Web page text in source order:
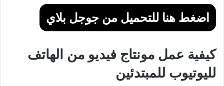
اضغط هنا للتحميل من جوجل بلاي
كيفية عمل مونتاج فيديو من الهاتف
لليوتيوب للمبتدئين